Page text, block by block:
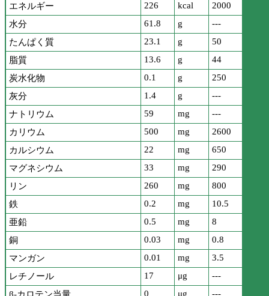
エネルギー
226 kcal
2000
水分
61.8 g
---
たんぱく質
23.1 g
50
脂質
13.6 g
44
炭水化物
0.1 g
250
灰分
1.4 g
---
ナトリウム
59 mg
---
カリウム
500 mg
2600
カルシウム
22 mg
650
マグネシウム
33 mg
290
リン
260 mg
800
鉄
0.2 mg
10.5
亜鉛
0.5 mg
8
銅
0.03 mg
0.8
マンガン
0.01 mg
3.5
レチノール
17 μg
---
0 μg
---